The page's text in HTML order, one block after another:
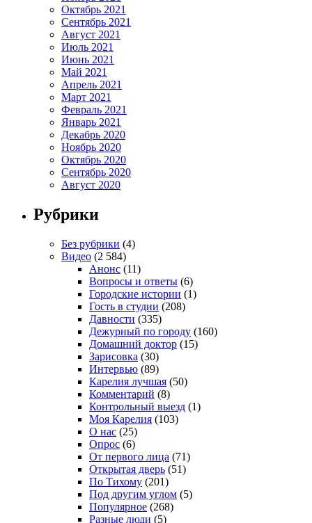
Октябрь 2021
Сентябрь 2021
Август 2021
Июль 2021
Июнь 2021
Май 2021
Апрель 2021
Март 2021
Февраль 2021
Январь 2021
Декабрь 2020
Ноябрь 2020
Октябрь 2020
Сентябрь 2020
Август 2020
Рубрики
Без рубрики (4)
Видео (2 584)
Анонс (11)
Вопросы и ответы (6)
Городские истории (1)
Гость в студии (208)
Давности (335)
Дежурный по городу (160)
Домашний доктор (15)
Зарисовка (30)
Интервью (89)
Карелия лучшая (50)
Комментарий (8)
Контрольный выезд (1)
Моя Карелия (103)
О нас (25)
Опрос (6)
От первого лица (71)
Открытая дверь (51)
По Тихому (201)
Под другим углом (5)
Популярное (268)
Разные люди (5)